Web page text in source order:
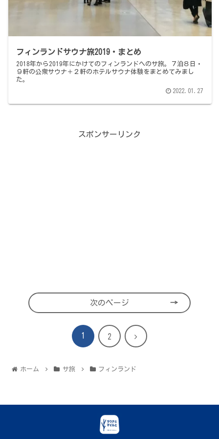
フィンランドサウナ旅2019・まとめ
2018年から2019年にかけてのフィンランドへのサ旅。７泊８日・
９軒の公衆サウナ＋２軒のホテルサウナ体験をまとめてみまし
た。
2022.01.27
スポンサーリンク
次のページ
1 2 次
ホーム サ旅 フィンランド